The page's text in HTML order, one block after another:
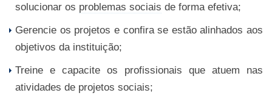
solucionar os problemas sociais de forma efetiva;
Gerencie os projetos e confira se estão alinhados aos
objetivos da instituição;
Treine e capacite os profissionais que atuem nas
atividades de projetos sociais;